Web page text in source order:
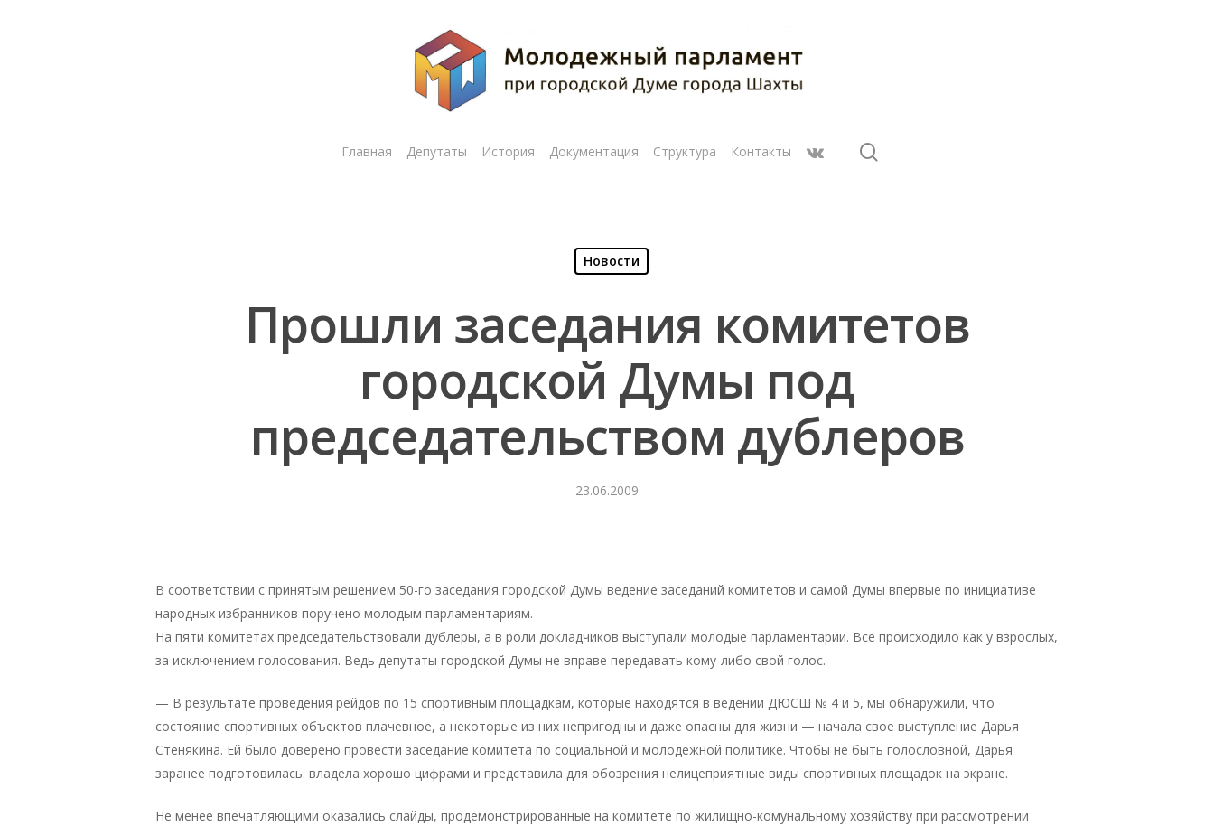
Главная Депутаты История Документация Структура Контакты
Новости
Прошли заседания комитетов
городской Думы под
председательством дублеров
23.06.2009
В соответствии с принятым решением 50-го заседания городской Думы ведение заседаний комитетов и самой Думы впервые по инициативе
народных избранников поручено молодым парламентариям.
На пяти комитетах председательствовали дублеры, а в роли докладчиков выступали молодые парламентарии. Все происходило как у взрослых,
за исключением голосования. Ведь депутаты городской Думы не вправе передавать кому-либо свой голос.
— В результате проведения рейдов по 15 спортивным площадкам, которые находятся в ведении ДЮСШ № 4 и 5, мы обнаружили, что
состояние спортивных объектов плачевное, а некоторые из них непригодны и даже опасны для жизни — начала свое выступление Дарья
Стенякина. Ей было доверено провести заседание комитета по социальной и молодежной политике. Чтобы не быть голословной, Дарья
заранее подготовилась: владела хорошо цифрами и представила для обозрения нелицеприятные виды спортивных площадок на экране.
Не менее впечатляющими оказались слайды, продемонстрированные на комитете по жилищно-комунальному хозяйству при рассмотрении